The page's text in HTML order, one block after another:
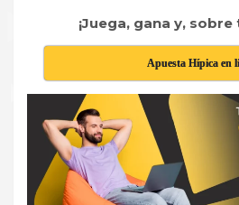
¡Juega, gana y,
Apuesta Hípica en